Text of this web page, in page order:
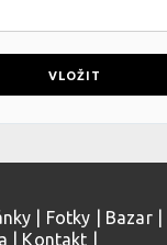
Fotky Bazar|
Kontakt